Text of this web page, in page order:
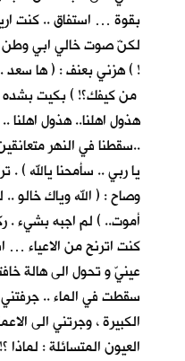
بقوة … استفاق .. كنت
لكنّ صوت خالي ابي وطن
! ) هزني بعنف : ( ها سعد
من كيفك؟! ) بكيت بشده :
هذول اهلنا.. هذول
..سقطنا في النهر
يا ربي .. سأمحنا يالله )
وصاح : ( الله وياك خالو
أموت.. ) لم اجبه بشيء
كنت اترنح من الاعياء
عينيّ و تحول الى هالة
سقطت في الماء .. جرفتني
الكبيرة ، وجرتني الى
العيون المتسائلة : لماذا ؟!